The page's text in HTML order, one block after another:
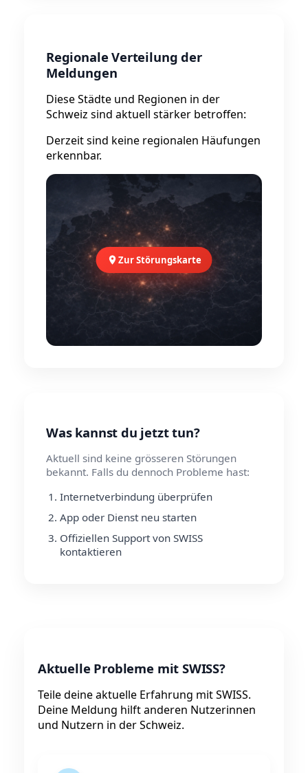
Regionale Verteilung der
Meldungen
Diese Städte und Regionen in der
Schweiz sind aktuell stärker betroffen:
Derzeit sind keine regionalen Häufungen
erkennbar.
Zur Störungskarte
Was kannst du jetzt tun?
Aktuell sind keine grösseren Störungen
bekannt. Falls du dennoch Probleme hast:
Internetverbindung überprüfen
App oder Dienst neu starten
Offiziellen Support von SWISS
kontaktieren
Aktuelle Probleme mit SWISS?
Teile deine aktuelle Erfahrung mit SWISS.
Deine Meldung hilft anderen Nutzerinnen
und Nutzern in der Schweiz.